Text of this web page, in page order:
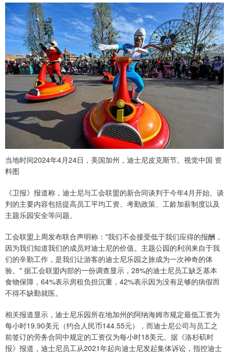
当地时间2024年4月24日，美国加州，迪士尼皮克斯节。视觉中国 资
料图
《卫报》报道称，迪士尼与工会联盟的新合同谈判于今年4月开始。谈
判的主要内容包括提高员工平均工资、考勤政策、工龄加薪制度以及
主题乐园安全等问题。
工会联盟上周发布联合声明称："我们不会接受低于我们应得的报酬，
因为我们知道我们的成员对迪士尼的价值。主题公园的利润来自于我
们的辛勤工作，是我们让游客的迪士尼乐园之旅成为一次神奇的体
验。" 据工会联盟内部的一份调查显示，28%的迪士尼员工缺乏基本
食物保障，64%表示房租负担沉重，42%表示因为没有足够的病假而
不得不缺勤就医。
相关报道显示，迪士尼乐园所在地加州的阿纳海姆市规定最低工资为
每小时19.90美元（约合人民币144.55元），而迪士尼公司与员工之
前签订的劳务合同中规定的工资仅为每小时18美元。据《洛杉矶时
报》报道，迪士尼员工从2021年起向迪士尼发起集体诉讼，指控迪士